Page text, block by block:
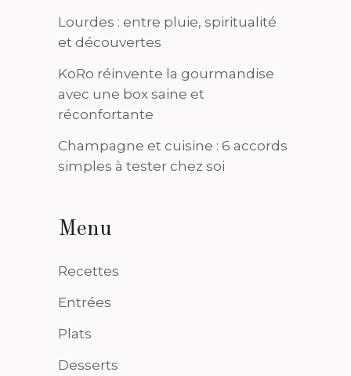
Lourdes : entre pluie, spiritualité
et découvertes
KoRo réinvente la gourmandise
avec une box saine et
réconfortante
Champagne et cuisine : 6 accords
simples à tester chez soi
Menu
Recettes
Entrées
Plats
Desserts